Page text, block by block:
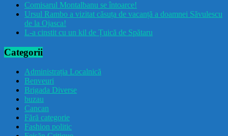
Comisarul Montalbanu se întoarce!
Ursul Rambo a vizitat căsuța de vacanță a doamnei Săvulescu
de la Ojasca!
L-a cinstit cu un kil de Țuică de Spătaru
Categorii
Administrația Localnică
Benveuri
Brigada Diverse
buzau
Cancan
Fără categorie
Fashion politic